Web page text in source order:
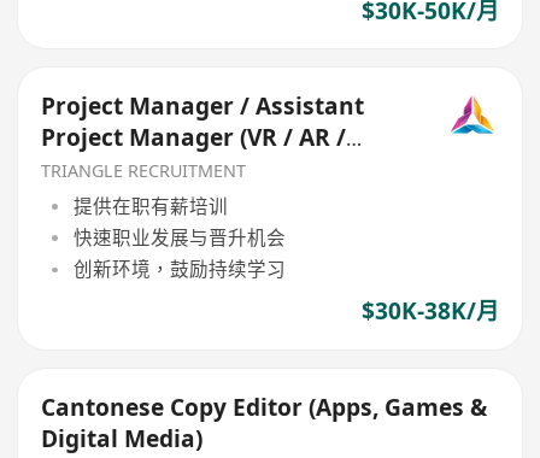
$30K-50K/月
Project Manager / Assistant
Project Manager (VR / AR /
Game Event Projects)
TRIANGLE RECRUITMENT
提供在职有薪培训
快速职业发展与晋升机会
创新环境，鼓励持续学习
$30K-38K/月
Cantonese Copy Editor (Apps, Games &
Digital Media)